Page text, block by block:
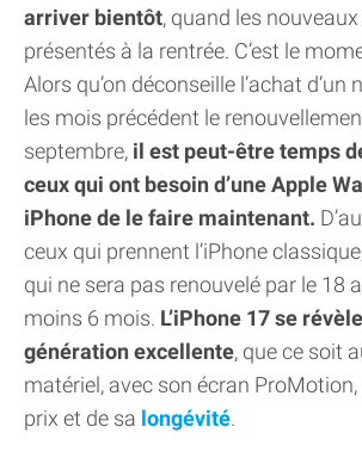
arriver bientôt, quand les
présentés à la rentrée. C’est le
Alors qu’on déconseille l’achat d’un
les mois précédent le
septembre, il est peut-être temps
ceux qui ont besoin d’une Apple
iPhone de le faire maintenant.
ceux qui prennent l’iPhone
qui ne sera pas renouvelé par le 18
moins 6 mois. L’iPhone 17 se
génération excellente, que ce soit
matériel, avec son écran
prix et de sa longévité.